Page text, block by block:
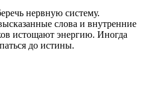
нервную систему.
слова и внутренние
истощают энергию. Иногда
до истины.